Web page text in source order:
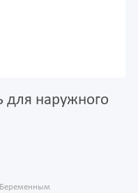
для наружного
Беременным